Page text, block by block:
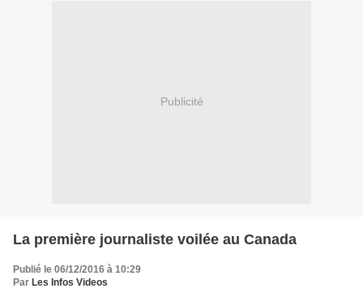
Publicité
La première journaliste voilée au Canada
Publié le 06/12/2016 à 10:29
Par Les Infos Videos